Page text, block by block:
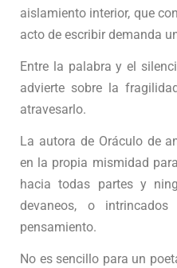
aislamiento interior, que
acto de escribir demanda
Entre la palabra y el
advierte sobre la
atravesarlo.
La autora de Oráculo de
en la propia mismidad
hacia todas partes y
devaneos, o
pensamiento.
No es sencillo para un